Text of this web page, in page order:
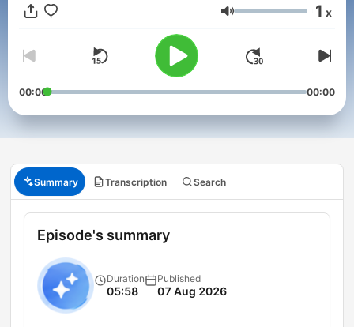
Volume 1 x
00:00 00:00
Summary Transcription Search
Episode's summary
Duration
05:58
Published
07 Aug 2026